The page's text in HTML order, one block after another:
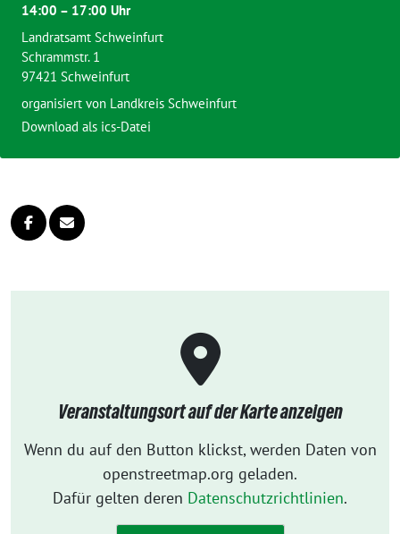
14:00 – 17:00 Uhr
Landratsamt Schweinfurt
Schrammstr. 1
97421 Schweinfurt
organisiert von Landkreis Schweinfurt
Download als ics-Datei
Veranstaltungsort auf der Karte anzeigen
Wenn du auf den Button klickst, werden Daten von
openstreetmap.org geladen.
Dafür gelten deren Datenschutzrichtlinien.